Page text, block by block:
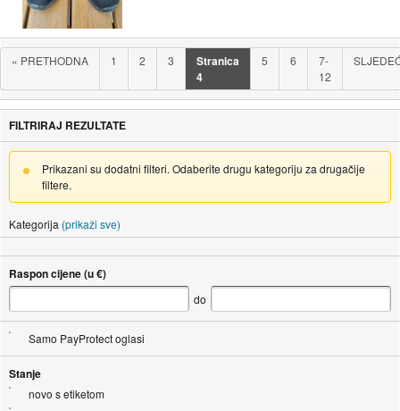
« PRETHODNA 1 2 3
Stranica
4
5 6
7-
12
FILTRIRAJ REZULTATE
Prikazani su dodatni filteri. Odaberite drugu kategoriju za drugačije
filtere.
Kategorija (prikaži sve)
Raspon cijene (u €)
do
Samo PayProtect oglasi
Stanje
novo s etiketom